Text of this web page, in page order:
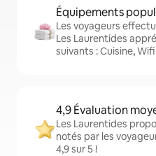
Équipements
Les voyageurs
Les Laurentides
suivants : Cuisine,
4,9 Évaluation
Les Laurentides
notés par les
4,9 sur 5 !